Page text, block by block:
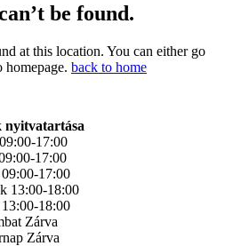
be found.
at this location. You can either go
homepage. back to home
nyitvatartása
17:00
17:00
09:00-17:00
13:00-18:00
18:00
Zárva
Zárva